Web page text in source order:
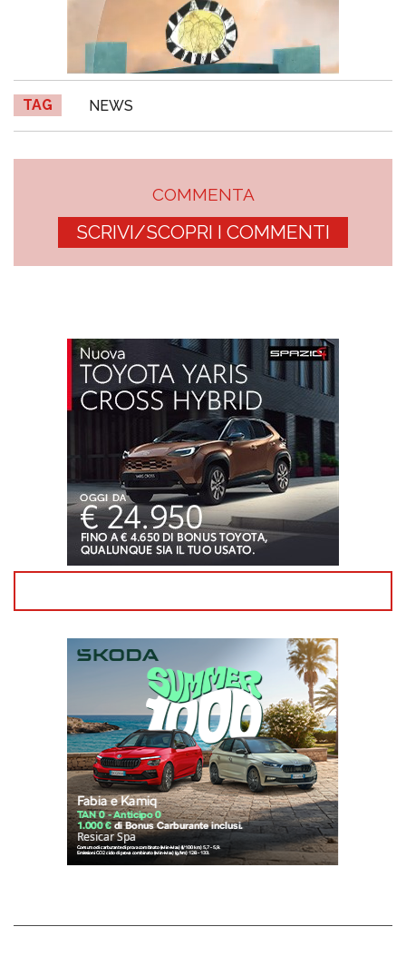
TAG NEWS
COMMENTA
SCRIVI/SCOPRI I COMMENTI